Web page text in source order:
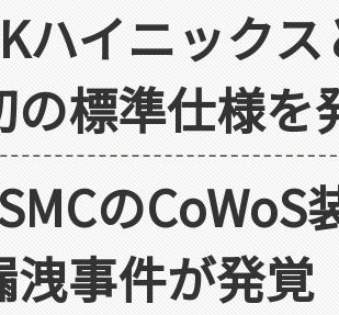
ハイニック
の標準仕様を
の
洩事件が発覚